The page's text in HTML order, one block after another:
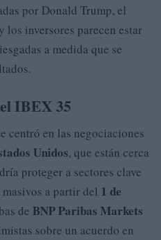
por Donald Trump, el
los inversores parecen estar
a medida que se
IBEX 35
centró en las negociaciones
Unidos, que están cerca
proteger a sectores clave
a partir del 1 de
de BNP Paribas Markets
sobre un acuerdo en